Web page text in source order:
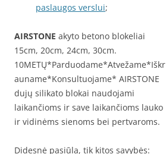
paslaugos verslui;
AIRSTONE akyto betono blokeliai
15cm, 20cm, 24cm, 30cm.
10METŲ*Parduodame*Atvežame*Iškr
auname*Konsultuojame* AIRSTONE
dujų silikato blokai naudojami
laikančioms ir save laikančioms lauko
ir vidinėms sienoms bei pertvaroms.
Didesnė pasiūla, tik kitos savybės: